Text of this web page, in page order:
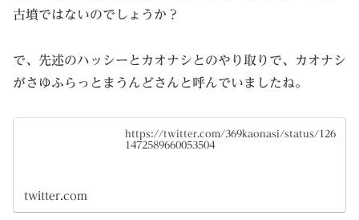
古墳ではないのでしょうか？
で、先述のハッシーとカオナシとのやり取りで、カオナシ
がさゆふらっとまうんどさんと呼んでいましたね。
https://twitter.com/369kaonasi/status/126
1472589660053504
twitter.com